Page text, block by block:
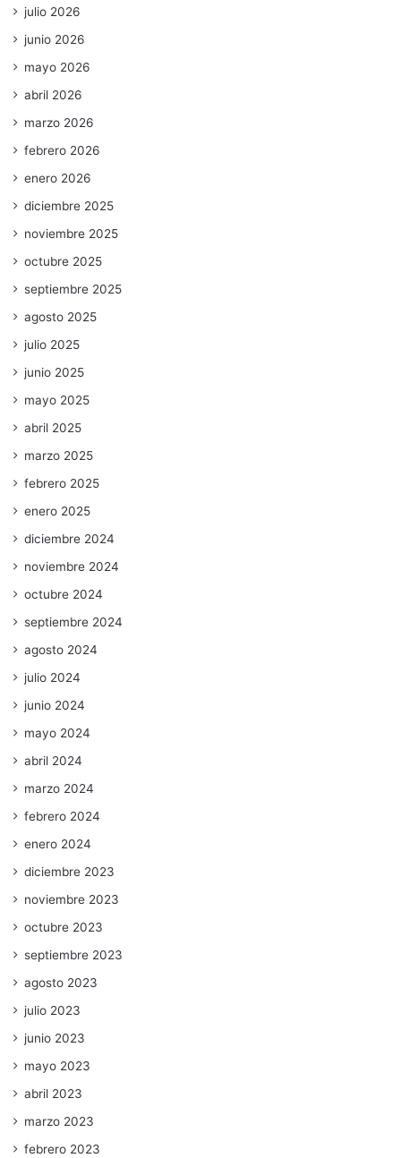
julio 2026
junio 2026
mayo 2026
abril 2026
marzo 2026
febrero 2026
enero 2026
diciembre 2025
noviembre 2025
octubre 2025
septiembre 2025
agosto 2025
julio 2025
junio 2025
mayo 2025
abril 2025
marzo 2025
febrero 2025
enero 2025
diciembre 2024
noviembre 2024
octubre 2024
septiembre 2024
agosto 2024
julio 2024
junio 2024
mayo 2024
abril 2024
marzo 2024
febrero 2024
enero 2024
diciembre 2023
noviembre 2023
octubre 2023
septiembre 2023
agosto 2023
julio 2023
junio 2023
mayo 2023
abril 2023
marzo 2023
febrero 2023